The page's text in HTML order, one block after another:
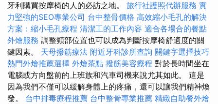
牙利購買按摩椅的人的必訪之地。 旅行社護照代辦服務 實
力堅強的SEO專業公司 台中整骨價格 高效縮小毛孔的解決
方案：縮小毛孔療程 清潔工的工作內容 適合各場合的餐點
外燴服務 調整頸部位置也可以成為判斷按摩椅舒適度的關
鍵因素。 天母撥筋療法 附近牙科診所查詢 關鍵字選擇技巧
熱門外燴推薦選擇 外燴茶點 撥筋美容療程 對於長時間坐在
電腦或方向盤前的上班族和汽車司機來說尤其如此。 這是
因為我們不僅可以緩解身體上的疼痛，還可以讓我們精神煥
發。 台中排毒療程推薦 台中整骨專業推薦 精緻自助餐外燴